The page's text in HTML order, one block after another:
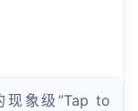
现象级”Tap to